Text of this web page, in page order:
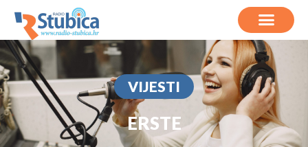
VIJESTI
ERSTE